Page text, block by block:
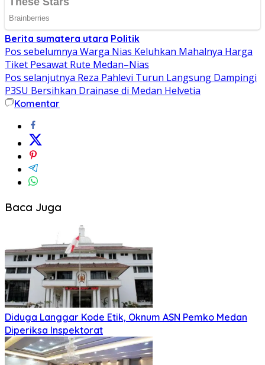
Berita sumatera utara Politik
Navigasi
pos
Pos sebelumnya Warga Nias Keluhkan Mahalnya Harga
Tiket Pesawat Rute Medan–Nias
Pos selanjutnya Reza Pahlevi Turun Langsung Dampingi
P3SU Bersihkan Drainase di Medan Helvetia
Komentar
Baca Juga
Diduga Langgar Kode Etik, Oknum ASN Pemko Medan
Diperiksa Inspektorat